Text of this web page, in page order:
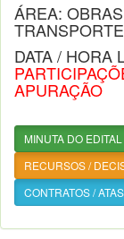
ÁREA:
DATA / HORA
APURAÇÃO
MINUTA DO EDITAL
RECURSOS /
CONTRATOS / ATAS